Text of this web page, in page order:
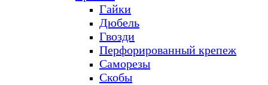
Гайки
Дюбель
Гвозди
Перфорированный крепеж
Саморезы
Скобы